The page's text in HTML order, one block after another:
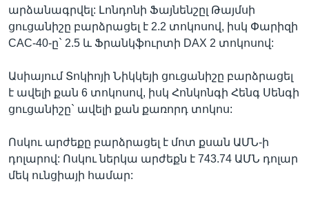
արձանագրվել: Լոնդոնի Ֆայնենշըլ Թայմսի
ցուցանիշը բարձրացել է 2.2 տոկոսով, իսկ Փարիզի
CAC-40-ը` 2.5 և Ֆրանկֆուրտի DAX 2 տոկոսով:
Ասիայում Տոկիոյի Նիկկեյի ցուցանիշը բարձրացել
է ավելի քան 6 տոկոսով, իսկ Հոնկոնգի Հենգ Սենգի
ցուցանիշը` ավելի քան քառորդ տոկոս:
Ոսկու արժեքը բարձրացել է մոտ քսան ԱՄՆ-ի
դոլարով: Ոսկու ներկա արժեքն է 743.74 ԱՄՆ դոլար
մեկ ունցիայի համար: